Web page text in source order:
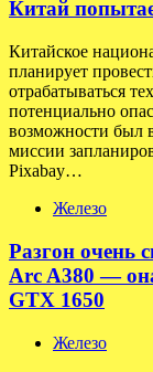
Китай
Китайское
планирует
отрабатываться
потенциально
возможности был
миссии
Pixabay…
Железо
Разгон очень
Arc A380 —
GTX 1650
Железо